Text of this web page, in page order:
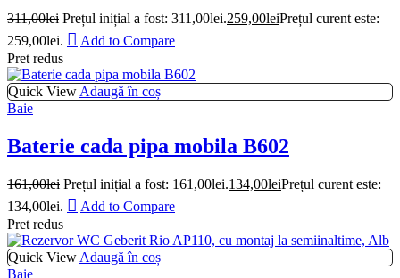
311,00lei Prețul inițial a fost: 311,00lei.259,00leiPrețul curent este:
259,00lei.
Add to Compare
Pret redus
Quick View Adaugă în coș
Baie
Baterie cada pipa mobila B602
161,00lei Prețul inițial a fost: 161,00lei.134,00leiPrețul curent este:
134,00lei.
Add to Compare
Pret redus
Quick View Adaugă în coș
Baie